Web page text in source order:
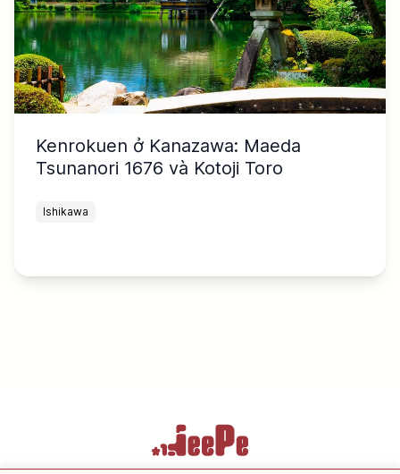
Kenrokuen ở Kanazawa: Maeda
Tsunanori 1676 và Kotoji Toro
Ishikawa